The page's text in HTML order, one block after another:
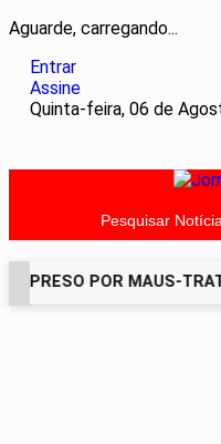
Aguarde, carregando...
Entrar
Assine
Quinta-feira, 06 de
Pesquisar
PRESO POR MAUS-